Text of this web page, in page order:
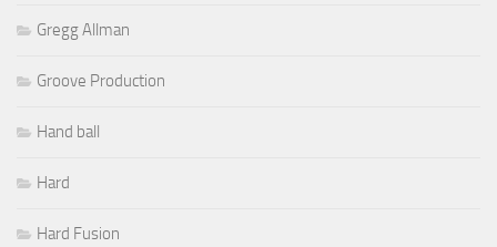
Gregg Allman
Groove Production
Hand ball
Hard
Hard Fusion